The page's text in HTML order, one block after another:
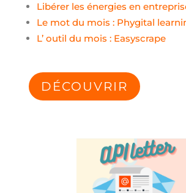
Libérer les énergies en
Le mot du mois : Phygital
L’ outil du mois : Easyscrape
DÉCOUVRIR